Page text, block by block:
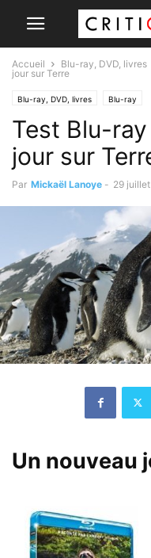
Accueil Blu-ray, DVD, livres
jour sur Terre
Blu-ray, DVD, livres Blu-ray
Test Blu-
jour sur
Par Mickaël Lanoye - 29
Un nouveau